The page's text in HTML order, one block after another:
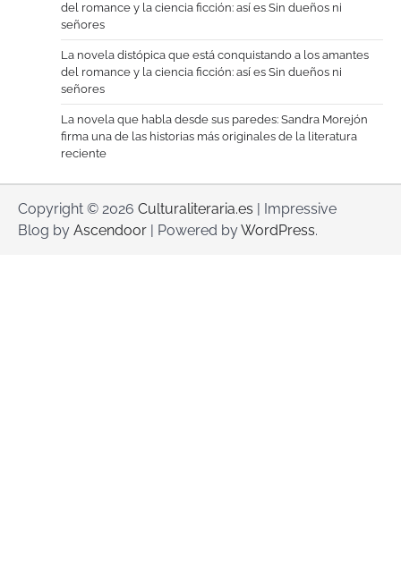
del romance y la ciencia ficción: así es Sin dueños ni
señores
La novela distópica que está conquistando a los amantes
del romance y la ciencia ficción: así es Sin dueños ni
señores
La novela que habla desde sus paredes: Sandra Morejón
firma una de las historias más originales de la literatura
reciente
Copyright © 2026 Culturaliteraria.es | Impressive
Blog by Ascendoor | Powered byWordPress.